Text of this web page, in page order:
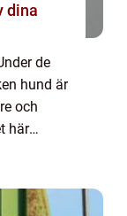
de
hund är
och
här